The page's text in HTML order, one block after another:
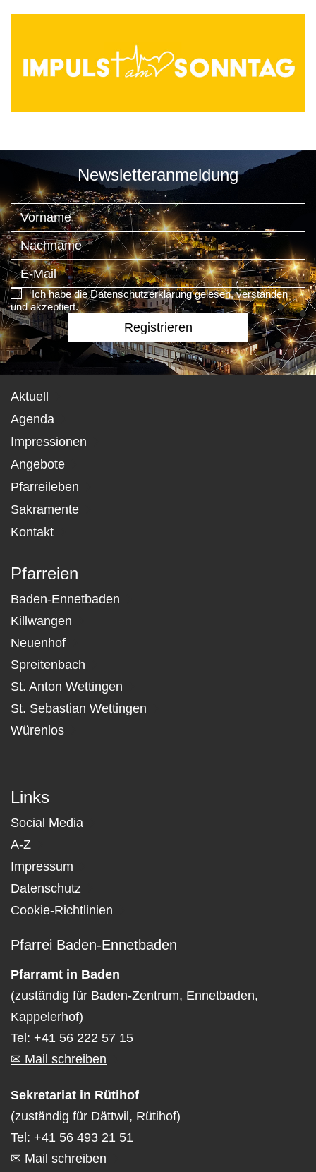
Newsletteranmeldung
Ich habe die Datenschutzerklärung gelesen, verstanden
und akzeptiert.
Aktuell
Agenda
Impressionen
Angebote
Pfarreileben
Sakramente
Kontakt
Pfarreien
Baden-Ennetbaden
Killwangen
Neuenhof
Spreitenbach
St. Anton Wettingen
St. Sebastian Wettingen
Würenlos
Links
Social Media
A-Z
Impressum
Datenschutz
Cookie-Richtlinien
Pfarrei Baden-Ennetbaden
Pfarramt in Baden
(zuständig für Baden-Zentrum, Ennetbaden,
Kappelerhof)
Tel: +41 56 222 57 15
✉ Mail schreiben
Sekretariat in Rütihof
(zuständig für Dättwil, Rütihof)
Tel: +41 56 493 21 51
✉ Mail schreiben